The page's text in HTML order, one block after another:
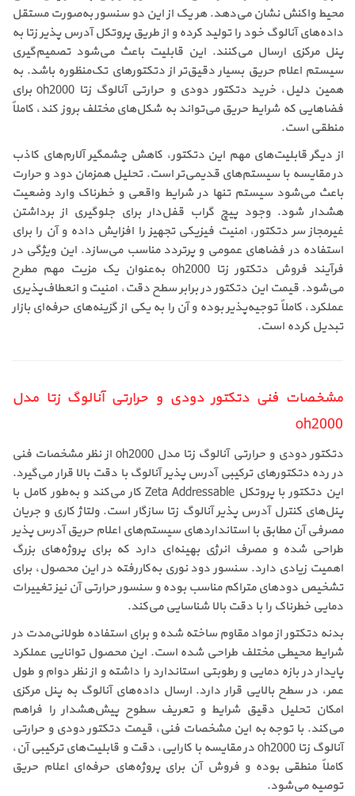
محیط واکنش نشان می‌دهد. هر یک از این دو سنسور به‌صورت مستقل
داده‌های آنالوگ خود را تولید کرده و از طریق پروتکل آدرس پذیر زتا به
پنل مرکزی ارسال می‌کنند. این قابلیت باعث می‌شود تصمیم‌گیری
سیستم اعلام حریق بسیار دقیق‌تر از دتکتورهای تک‌منظوره باشد. به
همین دلیل، خرید دتکتور دودی و حرارتی آنالوگ زتا oh2000 برای
فضاهایی که شرایط حریق می‌تواند به شکل‌های مختلف بروز کند، کاملاً
منطقی است.
از دیگر قابلیت‌های مهم این دتکتور، کاهش چشمگیر آلارم‌های کاذب
در مقایسه با سیستم‌های قدیمی‌تر است. تحلیل همزمان دود و حرارت
باعث می‌شود سیستم تنها در شرایط واقعی و خطرناک وارد وضعیت
هشدار شود. وجود پیچ گراب قفل‌دار برای جلوگیری از برداشتن
غیرمجاز سر دتکتور، امنیت فیزیکی تجهیز را افزایش داده و آن را برای
استفاده در فضاهای عمومی و پرتردد مناسب می‌سازد. این ویژگی در
فرآیند فروش دتکتور زتا oh2000 به‌عنوان یک مزیت مهم مطرح
می‌شود. قیمت این دتکتور در برابر سطح دقت، امنیت و انعطاف‌پذیری
عملکرد، کاملاً توجیه‌پذیر بوده و آن را به یکی از گزینه‌های حرفه‌ای بازار
تبدیل کرده است.
مشخصات فنی دتکتور دودی و حرارتی آنالوگ زتا مدل
oh2000
دتکتور دودی و حرارتی آنالوگ زتا مدل oh2000 از نظر مشخصات فنی
در رده دتکتورهای ترکیبی آدرس پذیر آنالوگ با دقت بالا قرار می‌گیرد.
این دتکتور با پروتکل Zeta Addressable کار می‌کند و به‌طور کامل با
پنل‌های کنترل آدرس پذیر آنالوگ زتا سازگار است. ولتاژ کاری و جریان
مصرفی آن مطابق با استانداردهای سیستم‌های اعلام حریق آدرس پذیر
طراحی شده و مصرف انرژی بهینه‌ای دارد که برای پروژه‌های بزرگ
اهمیت زیادی دارد. سنسور دود نوری به‌کاررفته در این محصول، برای
تشخیص دودهای متراکم مناسب بوده و سنسور حرارتی آن نیز تغییرات
دمایی خطرناک را با دقت بالا شناسایی می‌کند.
بدنه دتکتور از مواد مقاوم ساخته شده و برای استفاده طولانی‌مدت در
شرایط محیطی مختلف طراحی شده است. این محصول توانایی عملکرد
پایدار در بازه دمایی و رطوبتی استاندارد را داشته و از نظر دوام و طول
عمر، در سطح بالایی قرار دارد. ارسال داده‌های آنالوگ به پنل مرکزی
امکان تحلیل دقیق شرایط و تعریف سطوح پیش‌هشدار را فراهم
می‌کند. با توجه به این مشخصات فنی، قیمت دتکتور دودی و حرارتی
آنالوگ زتا oh2000 در مقایسه با کارایی، دقت و قابلیت‌های ترکیبی آن،
کاملاً منطقی بوده و فروش آن برای پروژه‌های حرفه‌ای اعلام حریق
توصیه می‌شود.